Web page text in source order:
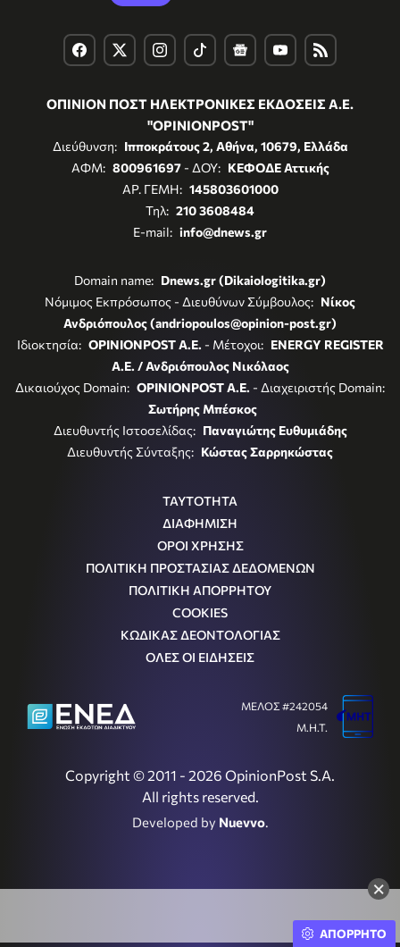
×
ΟΠΙΝΙΟΝ ΠΟΣΤ ΗΛΕΚΤΡΟΝΙΚΕΣ ΕΚΔΟΣΕΙΣ Α.Ε.
"OPINIONPOST"
Διεύθυνση: Ιπποκράτους 2, Αθήνα, 10679, Ελλάδα
ΑΦΜ: 800961697- ΔΟΥ: ΚΕΦΟΔΕ Αττικής
ΑΡ. ΓΕΜΗ: 145803601000
Τηλ: 210 3608484
E-mail: info@dnews.gr
Domain name: Dnews.gr (Dikaiologitika.gr)
Νόμιμος Εκπρόσωπος - Διευθύνων Σύμβουλος: Νίκος
Ανδριόπουλος (andriopoulos@opinion-post.gr)
Ιδιοκτησία: OPINIONPOST A.E. - Μέτοχοι: ENERGY REGISTER
Α.Ε. / Ανδριόπουλος Νικόλαος
Δικαιούχος Domain: OPINIONPOST A.E. - Διαχειριστής Domain:
Σωτήρης Μπέσκος
Διευθυντής Ιστοσελίδας: Παναγιώτης Ευθυμιάδης
Διευθυντής Σύνταξης: Κώστας Σαρρηκώστας
ΤΑΥΤΟΤΗΤΑ
ΔΙΑΦΗΜΙΣΗ
ΟΡΟΙ ΧΡΗΣΗΣ
ΠΟΛΙΤΙΚΗ ΠΡΟΣΤΑΣΙΑΣ ΔΕΔΟΜΕΝΩΝ
ΠΟΛΙΤΙΚΗ ΑΠΟΡΡΗΤΟΥ
COOKIES
ΚΩΔΙΚΑΣ ΔΕΟΝΤΟΛΟΓΙΑΣ
ΟΛΕΣ ΟΙ ΕΙΔΗΣΕΙΣ
Copyright © 2011 - 2026 OpinionPost S.A.
All rights reserved.
Developed by Nuevvo.
ΜΕΛΟΣ #242054
Μ.Η.Τ.
ΑΠΟΡΡΗΤΟ